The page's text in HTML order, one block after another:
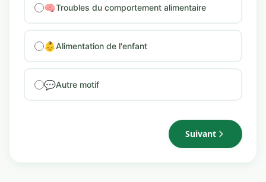
🧠Troubles du comportement alimentaire
👶Alimentation de l'enfant
💬Autre motif
Suivant